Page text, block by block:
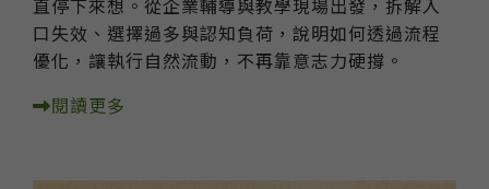
直停下來想。從企業輔導與教學現場出發，拆解入
口失效、選擇過多與認知負荷，說明如何透過流程
優化，讓執行自然流動，不再靠意志力硬撐。
閱讀更多